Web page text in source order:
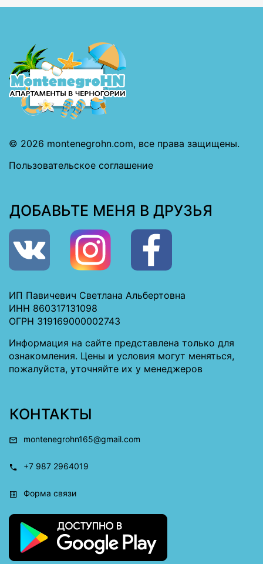
© 2026 montenegrohn.com, все права защищены.
Пользовательское соглашение
ДОБАВЬТЕ МЕНЯ В ДРУЗЬЯ
ИП Павичевич Светлана Альбертовна
ИНН 860317131098
ОГРН 319169000002743
Информация на сайте представлена только для
ознакомления. Цены и условия могут меняться,
пожалуйста, уточняйте их у менеджеров
КОНТАКТЫ
montenegrohn165@gmail.com
+7 987 2964019
Форма связи